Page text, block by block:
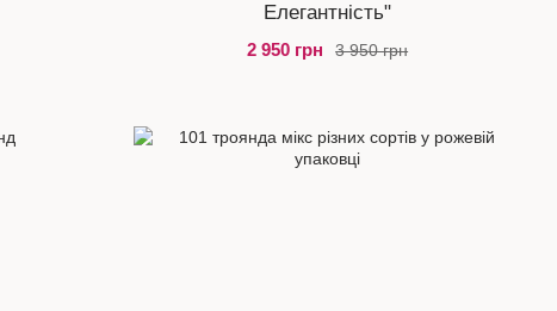
Елегантність"
3 950 грн
2 950 грн